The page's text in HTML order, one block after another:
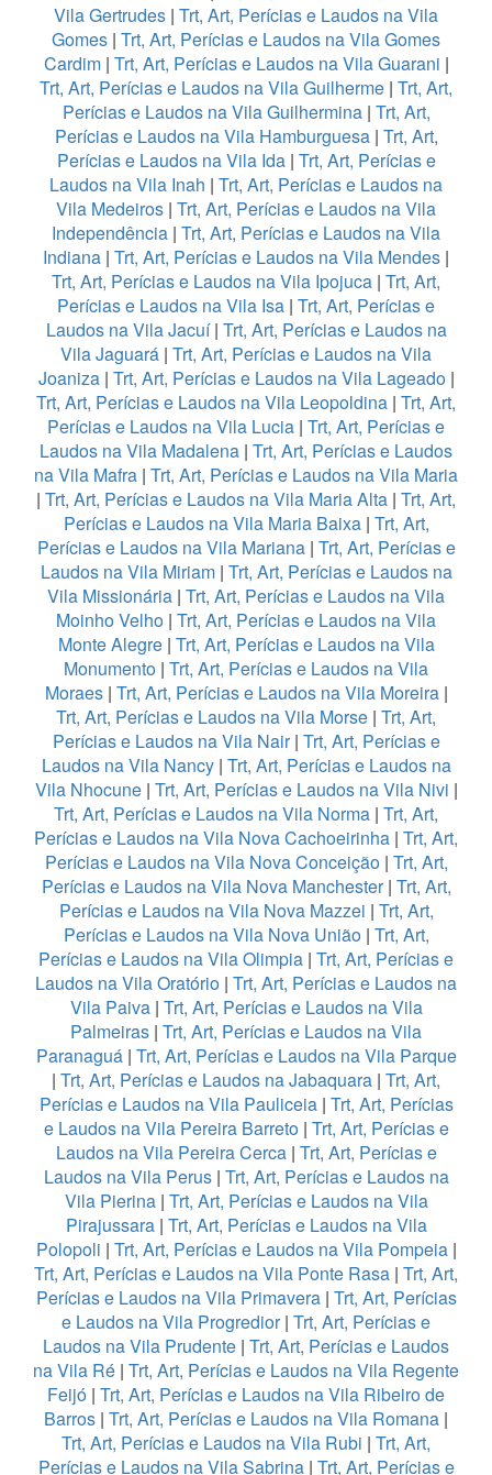
Vila Gertrudes | Trt, Art, Perícias e Laudos na Vila
Gomes | Trt, Art, Perícias e Laudos na Vila Gomes
Cardim| Trt, Art, Perícias e Laudos na Vila Guarani |
Trt, Art, Perícias e Laudos na Vila Guilherme | Trt, Art,
Perícias e Laudos na Vila Guilhermina| Trt, Art,
Perícias e Laudos na Vila Hamburguesa| Trt, Art,
Perícias e Laudos na Vila Ida| Trt, Art, Perícias e
Laudos na Vila Inah | Trt, Art, Perícias e Laudos na
Vila Medeiros | Trt, Art, Perícias e Laudos na Vila
Independência | Trt, Art, Perícias e Laudos na Vila
Indiana | Trt, Art, Perícias e Laudos na Vila Mendes |
Trt, Art, Perícias e Laudos na Vila Ipojuca | Trt, Art,
Perícias e Laudos na Vila Isa | Trt, Art, Perícias e
Laudos na Vila Jacuí| Trt, Art, Perícias e Laudos na
Vila Jaguará | Trt, Art, Perícias e Laudos na Vila
Joaniza| Trt, Art, Perícias e Laudos na Vila Lageado|
Trt, Art, Perícias e Laudos na Vila Leopoldina | Trt, Art,
Perícias e Laudos na Vila Lucia | Trt, Art, Perícias e
Laudos na Vila Madalena | Trt, Art, Perícias e Laudos
na Vila Mafra | Trt, Art, Perícias e Laudos na Vila Maria
| Trt, Art, Perícias e Laudos na Vila Maria Alta | Trt, Art,
Perícias e Laudos na Vila Maria Baixa| Trt, Art,
Perícias e Laudos na Vila Mariana| Trt, Art, Perícias e
Laudos na Vila Miriam| Trt, Art, Perícias e Laudos na
Vila Missionária | Trt, Art, Perícias e Laudos na Vila
Moinho Velho | Trt, Art, Perícias e Laudos na Vila
Monte Alegre| Trt, Art, Perícias e Laudos na Vila
Monumento | Trt, Art, Perícias e Laudos na Vila
Moraes| Trt, Art, Perícias e Laudos na Vila Moreira|
Trt, Art, Perícias e Laudos na Vila Morse | Trt, Art,
Perícias e Laudos na Vila Nair| Trt, Art, Perícias e
Laudos na Vila Nancy| Trt, Art, Perícias e Laudos na
Vila Nhocune| Trt, Art, Perícias e Laudos na Vila Nivi |
Trt, Art, Perícias e Laudos na Vila Norma | Trt, Art,
Perícias e Laudos na Vila Nova Cachoeirinha | Trt, Art,
Perícias e Laudos na Vila Nova Conceição| Trt, Art,
Perícias e Laudos na Vila Nova Manchester| Trt, Art,
Perícias e Laudos na Vila Nova Mazzei | Trt, Art,
Perícias e Laudos na Vila Nova União| Trt, Art,
Perícias e Laudos na Vila Olimpia | Trt, Art, Perícias e
Laudos na Vila Oratório | Trt, Art, Perícias e Laudos na
Vila Paiva| Trt, Art, Perícias e Laudos na Vila
Palmeiras | Trt, Art, Perícias e Laudos na Vila
Paranaguá| Trt, Art, Perícias e Laudos na Vila Parque
| Trt, Art, Perícias e Laudos na Jabaquara | Trt, Art,
Perícias e Laudos na Vila Pauliceia| Trt, Art, Perícias
e Laudos na Vila Pereira Barreto| Trt, Art, Perícias e
Laudos na Vila Pereira Cerca| Trt, Art, Perícias e
Laudos na Vila Perus| Trt, Art, Perícias e Laudos na
Vila Pierina| Trt, Art, Perícias e Laudos na Vila
Pirajussara| Trt, Art, Perícias e Laudos na Vila
Polopoli | Trt, Art, Perícias e Laudos na Vila Pompeia|
Trt, Art, Perícias e Laudos na Vila Ponte Rasa | Trt, Art,
Perícias e Laudos na Vila Primavera| Trt, Art, Perícias
e Laudos na Vila Progredior| Trt, Art, Perícias e
Laudos na Vila Prudente | Trt, Art, Perícias e Laudos
na Vila Ré | Trt, Art, Perícias e Laudos na Vila Regente
Feijó | Trt, Art, Perícias e Laudos na Vila Ribeiro de
Barros | Trt, Art, Perícias e Laudos na Vila Romana |
Trt, Art, Perícias e Laudos na Vila Rubi | Trt, Art,
Perícias e Laudos na Vila Sabrina| Trt, Art, Perícias e